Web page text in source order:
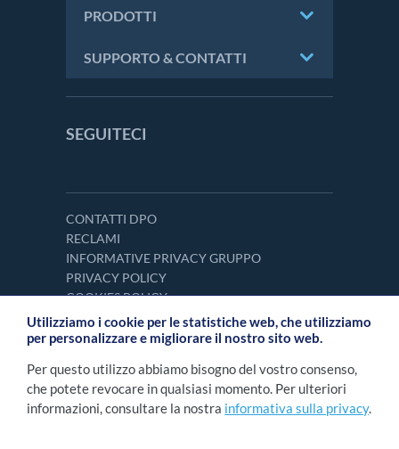
PRODOTTI
SUPPORTO & CONTATTI
SEGUITECI
CONTATTI DPO
RECLAMI
INFORMATIVE PRIVACY GRUPPO
PRIVACY POLICY
COOKIES POLICY
Utilizziamo i cookie per le statistiche web, che utilizziamo
per personalizzare e migliorare il nostro sito web.
Per questo utilizzo abbiamo bisogno del vostro consenso,
che potete revocare in qualsiasi momento. Per ulteriori
informazioni, consultare la nostra informativa sulla privacy.